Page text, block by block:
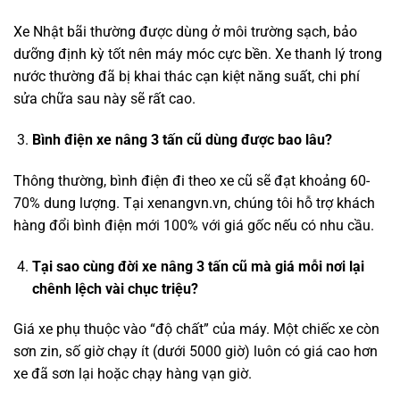
Xe Nhật bãi thường được dùng ở môi trường sạch, bảo
dưỡng định kỳ tốt nên máy móc cực bền. Xe thanh lý trong
nước thường đã bị khai thác cạn kiệt năng suất, chi phí
sửa chữa sau này sẽ rất cao.
Bình điện xe nâng 3 tấn cũdùng được bao lâu?
Thông thường, bình điện đi theo xe cũ sẽ đạt khoảng 60-
70% dung lượng. Tại xenangvn.vn, chúng tôi hỗ trợ khách
hàng đổi bình điện mới 100% với giá gốc nếu có nhu cầu.
Tại sao cùng đời xe nâng 3 tấn cũ mà giá mỗi nơi lại
chênh lệch vài chục triệu?
Giá xe phụ thuộc vào “độ chất” của máy. Một chiếc xe còn
sơn zin, số giờ chạy ít (dưới 5000 giờ) luôn có giá cao hơn
xe đã sơn lại hoặc chạy hàng vạn giờ.